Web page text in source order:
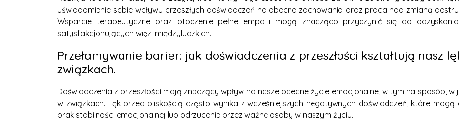
uświadomienie sobie wpływu przeszłych doświadczeń na obecne zachowania oraz praca nad zmianą
Wsparcie terapeutyczne oraz otoczenie pełne empatii mogą znacząco przyczynić się do
satysfakcjonujących więzi międzyludzkich.
Przełamywanie barier: jak doświadczenia z przeszłości kształtują nasz
związkach.
Doświadczenia z przeszłości mają znaczący wpływ na nasze obecne życie emocjonalne, w tym na sposób,
w związkach. Lęk przed bliskością często wynika z wcześniejszych negatywnych doświadczeń, które
brak stabilności emocjonalnej lub odrzucenie przez ważne osoby w naszym życiu.